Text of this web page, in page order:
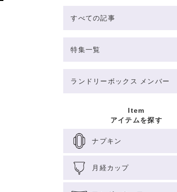
すべての記事
特集一覧
ランドリーボックス メンバー
Item
アイテムを探す
ナプキン
月経カップ